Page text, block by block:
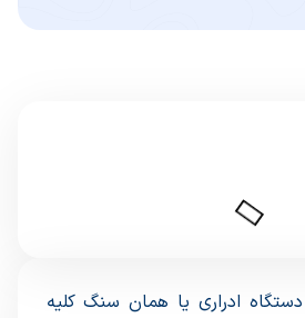
ادراری یا همان سنگ کلیه